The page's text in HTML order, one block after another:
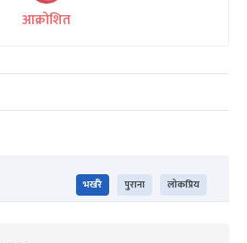
आक्रोशित
भर्खरै पुराना लोकप्रिय